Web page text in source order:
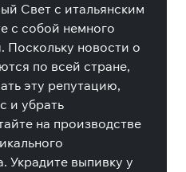
Свет с итальянским
с собой немного
Поскольку новости о
по всей стране,
эту репутацию,
и убрать
на производстве
Украдите выпивку у